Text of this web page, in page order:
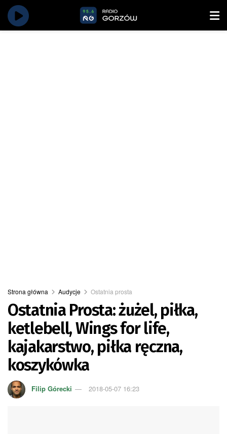
Strona główna Audycje Ostatnia prosta
Ostatnia Prosta: żużel, piłka,
ketlebell, Wings for life,
kajakarstwo, piłka ręczna,
koszykówka
Filip Górecki 2018-05-07 16:23